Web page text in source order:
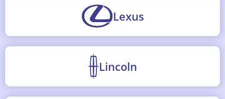
Lexus
Lincoln